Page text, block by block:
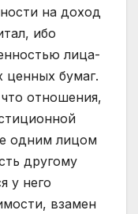
на доход
ибо
лица-
ценных бумаг.
отношения,
одним лицом
другому
у него
взамен